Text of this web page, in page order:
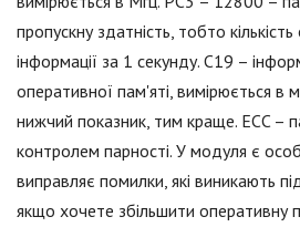
пропускну здатність, тобто
інформації за 1 секунду. C19 –
оперативної пам'яті, вимірюється в
нижчий показник, тим краще. ECC –
контролем парності. У модуля є
виправляє помилки, які виникають
якщо хочете збільшити оперативну